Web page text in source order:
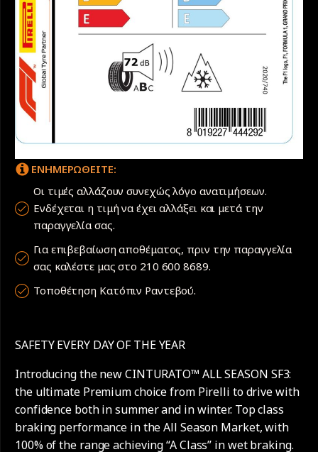
ΕΝΗΜΕΡΩΘΕΙΤΕ:
Οι τιμές αλλάζουν συνεχώς λόγο ανατιμήσεων.
Ενδέχεται η τιμή να έχει αλλάξει και μετά την
παραγγελία σας.
Για επιβεβαίωση αποθέματος, πριν την παραγγελία
σας καλέστε μας στο 210 600 8689.
Τοποθέτηση Κατόπιν Ραντεβού.
SAFETY EVERY DAY OF THE YEAR
Introducing the new CINTURATO™ ALL SEASON SF3:
the ultimate Premium choice from Pirelli to drive with
confidence both in summer and in winter. Top class
braking performance in the All Season Market, with
100% of the range achieving “A Class” in wet braking.